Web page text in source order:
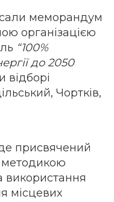
меморандум
організацією
“100%
до 2050
відборі
Чортків,
присвячений
методикою
використання
місцевих